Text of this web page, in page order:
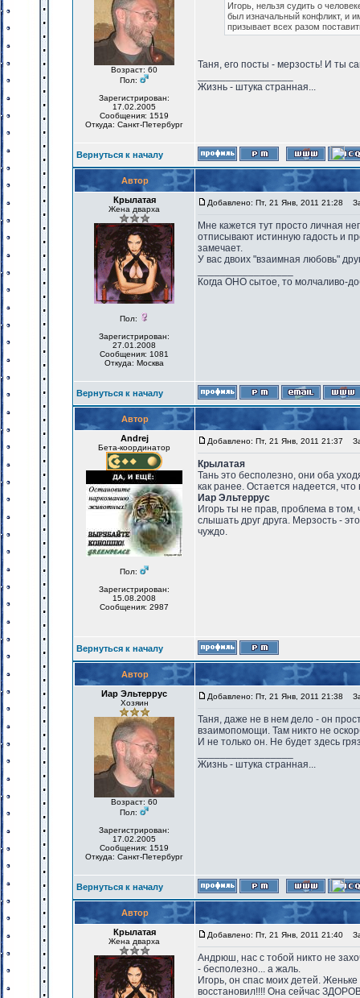
Возраст: 60
Пол:
Зарегистрирован:
17.02.2005
Сообщения: 1519
Откуда: Санкт-Петербург
Игорь, нельзя судить о
был изначальный конфликт, и
призывает всех разом
Таня, его посты - мерзость! И ты
Жизнь - штука странная...
Вернуться к началу
Автор
Крылатая
Жена дварха
Пол:
Зарегистрирован:
27.01.2008
Сообщения: 1081
Откуда: Москва
Добавлено: Пт, 21 Янв, 2011 21:28
Мне кажется тут просто личная
отписывают истинную гадость и
замечает.
У вас двоих "взаимная любовь"
Когда ОНО сытое, то молчаливо-
Вернуться к началу
Автор
Andrej
Бета-координатор
Пол:
Зарегистрирован:
15.08.2008
Сообщения: 2987
Добавлено: Пт, 21 Янв, 2011 21:37
Крылатая
Тань это бесполезно, они оба
как ранее. Остается надеется, что
Иар Эльтеррус
Игорь ты не прав, проблема в
слышать друг друга. Мерзость -
чуждо.
Вернуться к началу
Автор
Иар Эльтеррус
Хозяин
Возраст: 60
Пол:
Зарегистрирован:
17.02.2005
Сообщения: 1519
Откуда: Санкт-Петербург
Добавлено: Пт, 21 Янв, 2011 21:38
Таня, даже не в нем дело - он
взаимопомощи. Там никто не
И не только он. Не будет здесь
Жизнь - штука странная...
Вернуться к началу
Автор
Крылатая
Жена дварха
Добавлено: Пт, 21 Янв, 2011 21:40
Андрюш, нас с тобой никто не
- бесполезно... а жаль.
Игорь, он спас моих детей.
восстановил!!!! Она сейчас